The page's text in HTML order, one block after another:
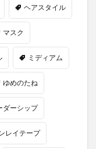
ヘアスタイル
マスク
ミディアム
ゆめのたね
ダーシップ
レイテープ